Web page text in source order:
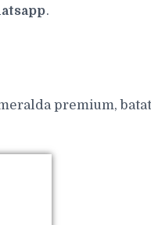
.
premium,